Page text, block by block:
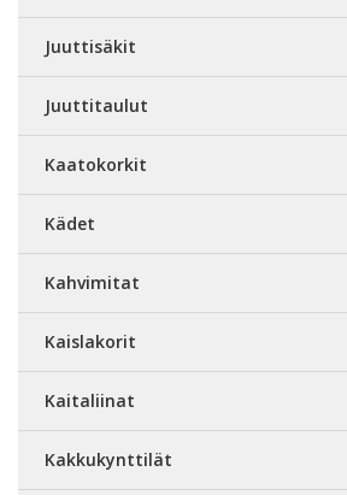
Juuttisäkit
Juuttitaulut
Kaatokorkit
Kädet
Kahvimitat
Kaislakorit
Kaitaliinat
Kakkukynttilät